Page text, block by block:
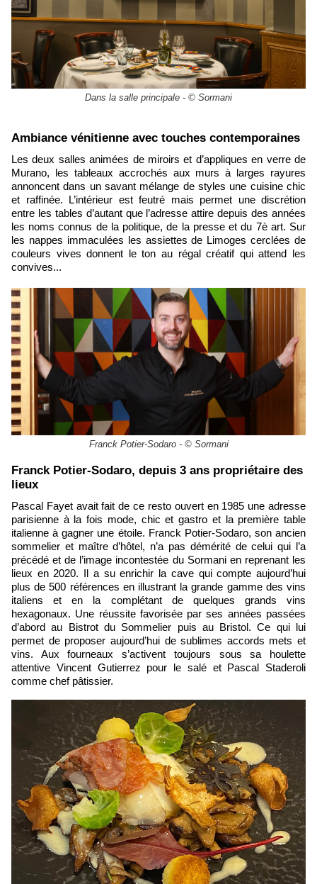
Dans la salle principale - © Sormani
Ambiance vénitienne avec touches contemporaines
Les deux salles animées de miroirs et d’appliques en verre de
Murano, les tableaux accrochés aux murs à larges rayures
annoncent dans un savant mélange de styles une cuisine chic
et raffinée. L’intérieur est feutré mais permet une discrétion
entre les tables d’autant que l’adresse attire depuis des années
les noms connus de la politique, de la presse et du 7è art. Sur
les nappes immaculées les assiettes de Limoges cerclées de
couleurs vives donnent le ton au régal créatif qui attend les
convives...
Franck Potier-Sodaro - © Sormani
Franck Potier-Sodaro, depuis 3 ans propriétaire des
lieux
Pascal Fayet avait fait de ce resto ouvert en 1985 une adresse
parisienne à la fois mode, chic et gastro et la première table
italienne à gagner une étoile. Franck Potier-Sodaro, son ancien
sommelier et maître d’hôtel, n’a pas démérité de celui qui l’a
précédé et de l’image incontestée du Sormani en reprenant les
lieux en 2020. Il a su enrichir la cave qui compte aujourd’hui
plus de 500 références en illustrant la grande gamme des vins
italiens et en la complétant de quelques grands vins
hexagonaux. Une réussite favorisée par ses années passées
d’abord au Bistrot du Sommelier puis au Bristol. Ce qui lui
permet de proposer aujourd’hui de sublimes accords mets et
vins. Aux fourneaux s’activent toujours sous sa houlette
attentive Vincent Gutierrez pour le salé et Pascal Staderoli
comme chef pâtissier.